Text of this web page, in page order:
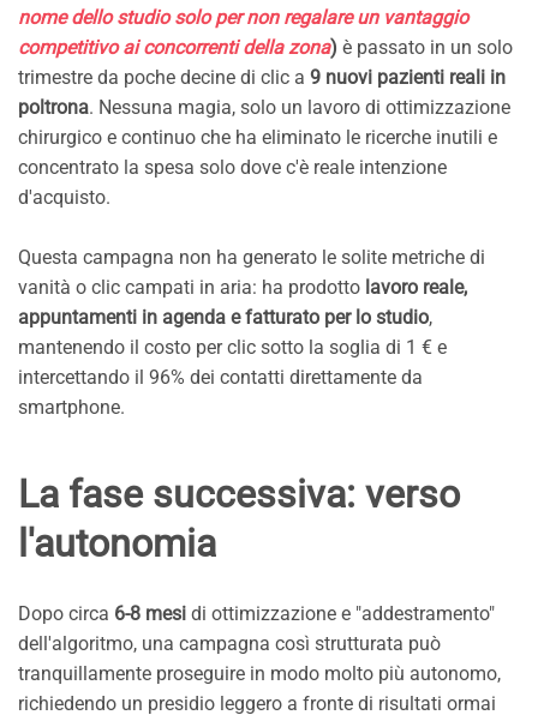
nome dello studio solo per non regalare un vantaggio
competitivo ai concorrenti della zona) è passato in un solo
trimestre da poche decine di clic a 9 nuovi pazienti reali in
poltrona. Nessuna magia, solo un lavoro di ottimizzazione
chirurgico e continuo che ha eliminato le ricerche inutili e
concentrato la spesa solo dove c'è reale intenzione
d'acquisto.
Questa campagna non ha generato le solite metriche di
vanità o clic campati in aria: ha prodotto lavoro reale,
appuntamenti in agenda e fatturato per lo studio,
mantenendo il costo per clic sotto la soglia di 1 € e
intercettando il 96% dei contatti direttamente da
smartphone.
La fase successiva: verso
l'autonomia
Dopo circa 6-8 mesi di ottimizzazione e "addestramento"
dell'algoritmo, una campagna così strutturata può
tranquillamente proseguire in modo molto più autonomo,
richiedendo un presidio leggero a fronte di risultati ormai